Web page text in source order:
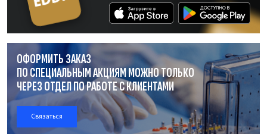
ОФОРМИТЬ ЗАКАЗ
ПО СПЕЦИАЛЬНЫМ АКЦИЯМ МОЖНО ТОЛЬКО
ЧЕРЕЗ ОТДЕЛПО РАБОТЕС КЛИЕНТАМИ
Связаться